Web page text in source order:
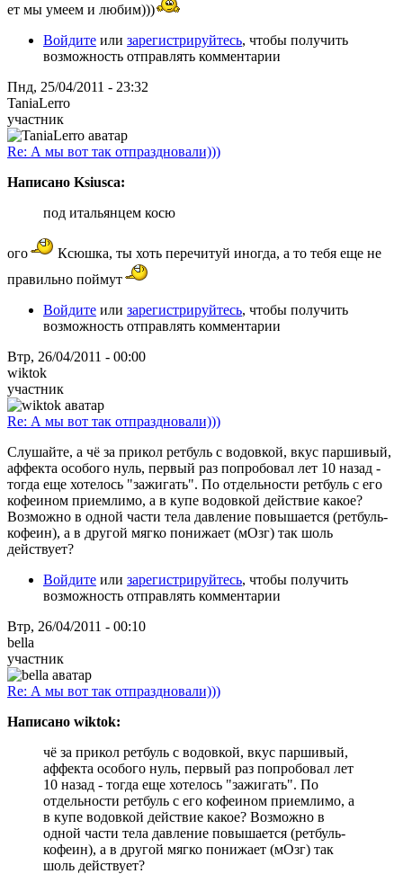
ет мы умеем и любим)))
Войдите или зарегистрируйтесь, чтобы получить
возможность отправлять комментарии
Пнд, 25/04/2011 - 23:32
TaniaLerro
участник
Re: А мы вот так отпраздновали)))
Написано Ksiusca:
под итальянцем косю
ого
Ксюшка, ты хоть перечитуй иногда, а то тебя еще не
правильно поймут
Войдите или зарегистрируйтесь, чтобы получить
возможность отправлять комментарии
Втр, 26/04/2011 - 00:00
wiktok
участник
Re: А мы вот так отпраздновали)))
Слушайте, а чё за прикол ретбуль с водовкой, вкус паршивый,
аффекта особого нуль, первый раз попробовал лет 10 назад -
тогда еще хотелось "зажигать". По отдельности ретбуль с его
кофеином приемлимо, а в купе водовкой действие какое?
Возможно в одной части тела давление повышается (ретбуль-
кофеин), а в другой мягко понижает (мОзг) так шоль
действует?
Войдите или зарегистрируйтесь, чтобы получить
возможность отправлять комментарии
Втр, 26/04/2011 - 00:10
bella
участник
Re: А мы вот так отпраздновали)))
Написано wiktok:
чё за прикол ретбуль с водовкой, вкус паршивый,
аффекта особого нуль, первый раз попробовал лет
10 назад - тогда еще хотелось "зажигать". По
отдельности ретбуль с его кофеином приемлимо, а
в купе водовкой действие какое? Возможно в
одной части тела давление повышается (ретбуль-
кофеин), а в другой мягко понижает (мОзг) так
шоль действует?